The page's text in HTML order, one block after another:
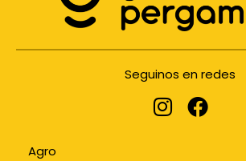
Seguinos en redes
Agro